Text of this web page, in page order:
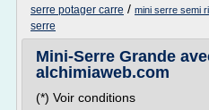
serre potager carre / mini serre semi
serre
Mini-Serre Grande
alchimiaweb.com
(*) Voir conditions